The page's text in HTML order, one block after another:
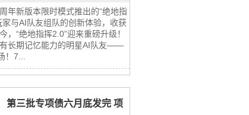
年新版本限时模式推出的“绝地指
家与AI队友组队的创新体验，收获
，“绝地指挥2.0”迎来重磅升级！
长期记忆能力的明星AI队友——
！7...
第三批专项债六月底发完 项